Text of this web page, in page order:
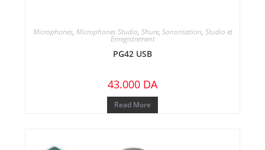
Microphones, Microphones Studio, Shure, Sonorisation, Studio et
Enregistrement
PG42 USB
43.000 DA
Read More